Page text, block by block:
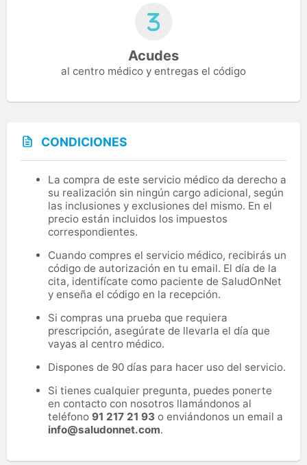
Acudes
al centro médico y entregas el código
CONDICIONES
La compra de este servicio médico da derecho a
su realización sin ningún cargo adicional, según
las inclusiones y exclusiones del mismo. En el
precio están incluidos los impuestos
correspondientes.
Cuando compres el servicio médico, recibirás un
código de autorización en tu email. El día de la
cita, identifícate como paciente de SaludOnNet
y enseña el código en la recepción.
Si compras una prueba que requiera
prescripción, asegúrate de llevarla el día que
vayas al centro médico.
Dispones de 90 días para hacer uso del servicio.
Si tienes cualquier pregunta, puedes ponerte
en contacto con nosotros llamándonos al
teléfono 91 217 21 93 o enviándonos un email a
info@saludonnet.com.